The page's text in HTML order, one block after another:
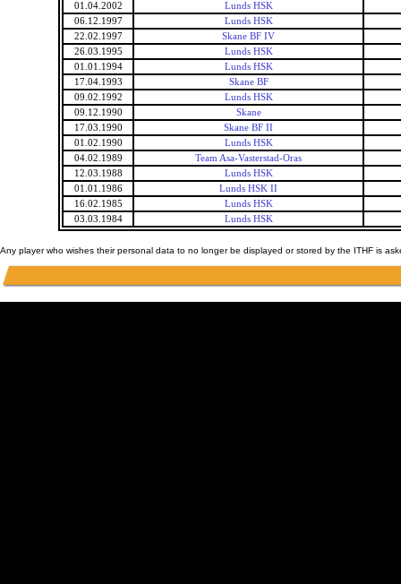
01.04.2002
Lunds HSK
06.12.1997
Lunds HSK
22.02.1997
Skane BF IV
26.03.1995
Lunds HSK
01.01.1994
Lunds HSK
17.04.1993
Skane BF
09.02.1992
Lunds HSK
09.12.1990
Skane
17.03.1990
Skane BF II
01.02.1990
Lunds HSK
04.02.1989
Team Asa-Vasterstad-Oras
12.03.1988
Lunds HSK
01.01.1986
Lunds HSK II
16.02.1985
Lunds HSK
03.03.1984
Lunds HSK
Any player who wishes their personal data to no longer be displayed or stored by the ITHF is